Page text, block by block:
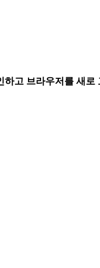
하고 브라우저를 새로